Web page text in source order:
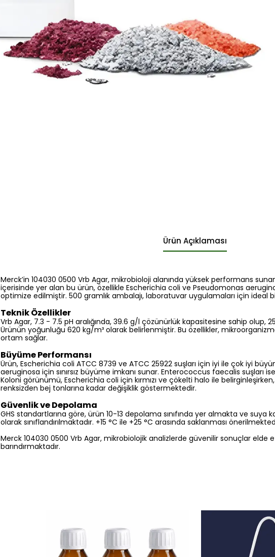
Ürün Açıklaması
Merck’in 104030 0500 Vrb Agar, mikrobioloji alanında yüksek performans
içerisinde yer alan bu ürün, özellikle Escherichia coli ve Pseudomonas
optimize edilmiştir. 500 gramlık ambalajı, laboratuvar uygulamaları için ideal
Teknik Özellikler
Vrb Agar, 7.3 - 7.5 pH aralığında, 39.6 g/l çözünürlük kapasitesine sahip olup,
Ürünün yoğunluğu 620 kg/m³ olarak belirlenmiştir. Bu özellikler,
ortam sağlar.
Büyüme Performansı
Ürün, Escherichia coli ATCC 8739 ve ATCC 25922 suşları için iyi ile çok iyi
aeruginosa için sınırsız büyüme imkanı sunar. Enterococcus faecalis suşları
Koloni görünümü, Escherichia coli için kırmızı ve çökelti halo ile
renksizden bej tonlarına kadar değişiklik göstermektedir.
Güvenlik ve Depolama
GHS standartlarına göre, ürün 10-13 depolama sınıfında yer almakta ve suya
olarak sınıflandırılmaktadır. +15 °C ile +25 °C arasında saklanması
Merck 104030 0500 Vrb Agar, mikrobiolojik analizlerde güvenilir sonuçlar elde
barındırmaktadır.